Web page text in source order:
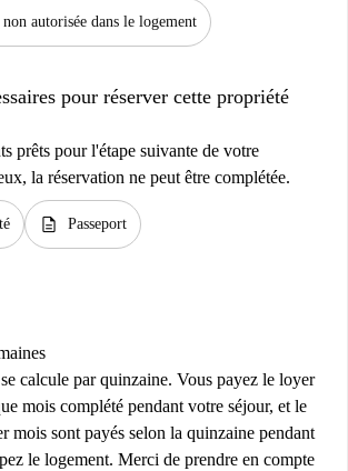
autorisée dans le logement
pour réserver cette propriété
prêts pour l'étape suivante de votre
la réservation ne peut être complétée.
description Passeport
calcule par quinzaine. Vous payez le loyer
mois complété pendant votre séjour, et le
mois sont payés selon la quinzaine pendant
le logement. Merci de prendre en compte